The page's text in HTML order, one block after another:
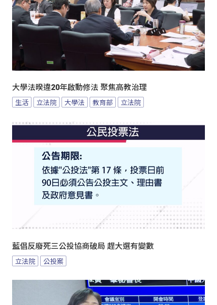
大學法暌違20年啟動修法 聚焦高教治理
生活 立法院 大學法 教育部 立法院
藍倡反廢死三公投協商破局 趕大選有變數
立法院 公投案